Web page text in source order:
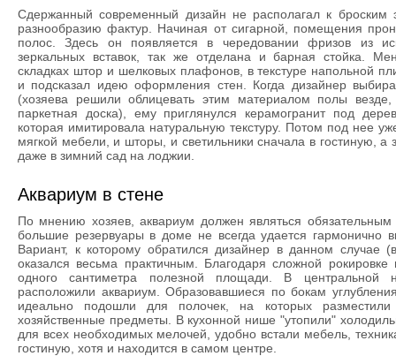
Сдержанный современный дизайн не располагал к броским
разнообразию фактур. Начиная от сигарной, помещения
полос. Здесь он появляется в чередовании фризов из
зеркальных вставок, так же отделана и барная стойка.
складках штор и шелковых плафонов, в текстуре напольной
и подсказал идею оформления стен. Когда дизайнер
(хозяева решили облицевать этим материалом полы
паркетная доска), ему приглянулся керамогранит под
которая имитировала натуральную текстуру. Потом под нее
мягкой мебели, и шторы, и светильники сначала в гостиную, а
даже в зимний сад на лоджии.
Аквариум в стене
По мнению хозяев, аквариум должен являться
большие резервуары в доме не всегда удается гармонично
Вариант, к которому обратился дизайнер в данном случае
оказался весьма практичным. Благодаря сложной
одного сантиметра полезной площади. В центральной
расположили аквариум. Образовавшиеся по бокам
идеально подошли для полочек, на которых
хозяйственные предметы. В кухонной нише "утопили"
для всех необходимых мелочей, удобно встали мебель,
гостиную, хотя и находится в самом центре.